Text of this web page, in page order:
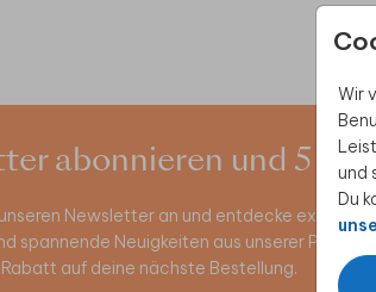
Wir
und
Du
abonnieren und 5 €
Newsletter an und entdecke
spannende Neuigkeiten aus unserer
auf deine nächste Bestellung.